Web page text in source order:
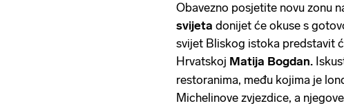
Obavezno posjetite novu zonu
svijeta donijet će okuse s
svijet Bliskog istoka predstavit
Hrvatskoj Matija Bogdan.
restoranima, među kojima je
Michelinove zvjezdice, a